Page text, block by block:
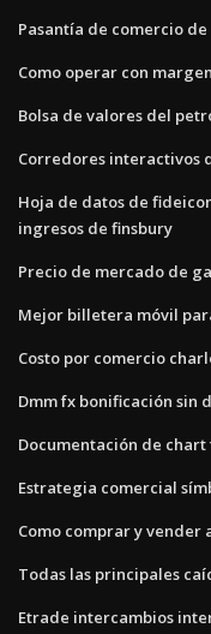
Pasantía de comercio
Como operar con
Bolsa de valores del
Corredores interactivos
Hoja de datos de
ingresos de finsbury
Precio de mercado de
Mejor billetera móvil
Costo por comercio
Dmm fx bonificación sin
Documentación de chart
Estrategia comercial
Como comprar y
Todas las principales
Etrade intercambios